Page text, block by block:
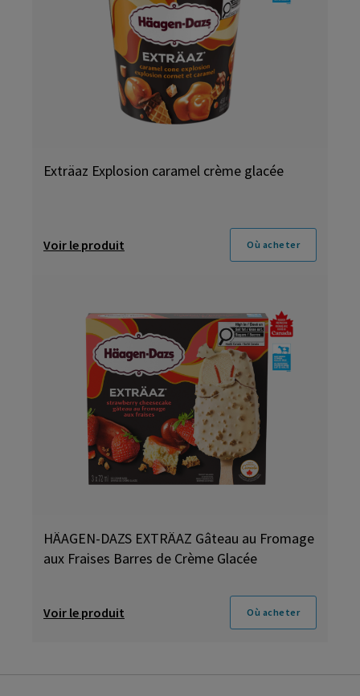
Exträaz Explosion caramel crème glacée
Voir le produit Où acheter
HÄAGEN-DAZS EXTRÄAZ Gâteau au Fromage
aux Fraises Barres de Crème Glacée
Voir le produit Où acheter